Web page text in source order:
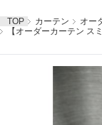
TOP カーテン
オー
【オーダーカーテン